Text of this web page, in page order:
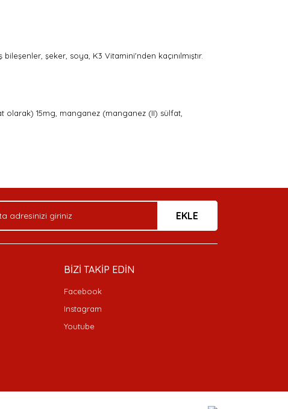
şeker, soya, K3 Vitamini'nden kaçınılmıştır.
olarak) 15mg, manganez (manganez (II) sülfat,
EKLE
BİZİ TAKİP EDİN
Facebook
Instagram
Youtube